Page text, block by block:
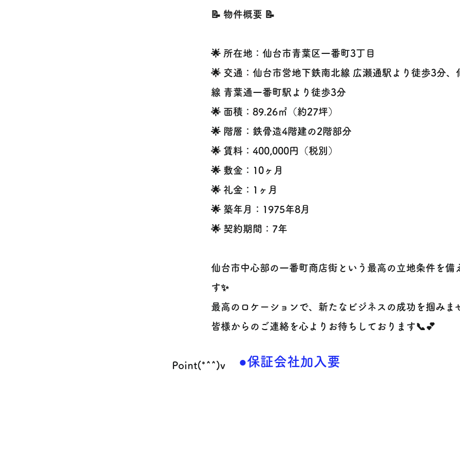
📝 物件概要 📝
🌟 所在地：仙台市青葉区一番町3丁目
🌟 交通：仙台市営地下鉄南北線 広瀬通駅より徒歩3分、
線 青葉通一番町駅より徒歩3分
🌟 面積：89.26㎡（約27坪）
🌟 階層：鉄骨造4階建の2階部分
🌟 賃料：400,000円（税別）
🌟 敷金：10ヶ月
🌟 礼金：1ヶ月
🌟 築年月：1975年8月
🌟 契約期間：7年
仙台市中心部の一番町商店街という最高の立地条件を備
す✨
最高のロケーションで、新たなビジネスの成功を掴みま
皆様からのご連絡を心よりお待ちしております📞💕
Point(*^^)v ●保証会社加入要